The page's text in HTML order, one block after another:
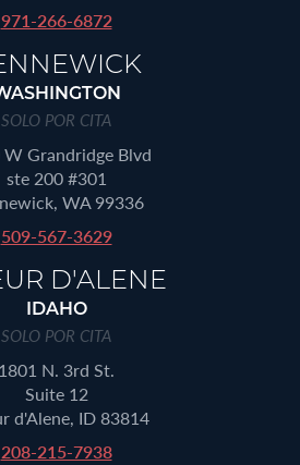
971-266-6872
SOLO POR CITA
Grandridge Blvd
ste 200 #301
WA 99336
509-567-3629
D'ALENE
IDAHO
SOLO POR CITA
1801 N. 3rd St.
Suite 12
d'Alene, ID 83814
208-215-7938